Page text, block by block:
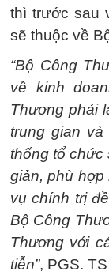
thì trước sau
sẽ thuộc về
“Bộ Công
về kinh
Thương phải
trung gian
thống tổ chức
giản, phù
vụ chính trị
Bộ Công
Thương với
tiễn”, PGS.